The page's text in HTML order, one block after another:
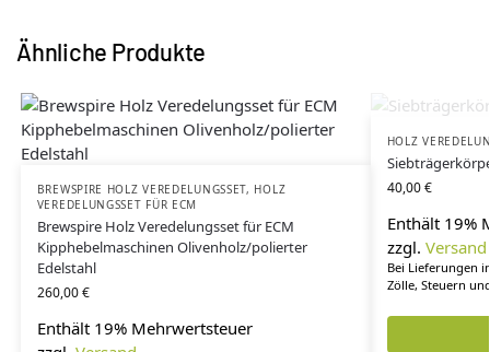
Ähnliche Produkte
BREWSPIRE HOLZ VEREDELUNGSSET, HOLZ
VEREDELUNGSSET FÜR ECM
Brewspire Holz Veredelungsset für ECM
Kipphebelmaschinen Olivenholz/polierter
Edelstahl
260,00€
Enthält 19% Mehrwertsteuer
HOLZ
40,00€
Enthält 19%
zzgl. Versand
Bei Lieferungen
Zölle, Steuern